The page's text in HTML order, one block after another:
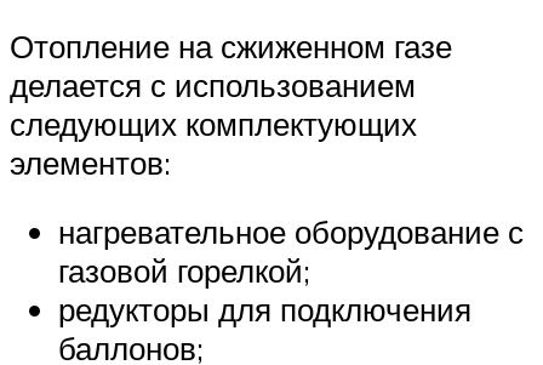
Отопление на сжиженном газе
делается с использованием
следующих комплектующих
элементов:
нагревательное оборудование с
газовой горелкой;
редукторы для подключения
баллонов;